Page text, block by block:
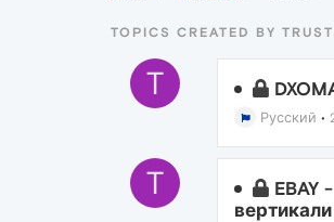
TOPICS CREATED BY
T
Русский •
T
EBAY
вертикали